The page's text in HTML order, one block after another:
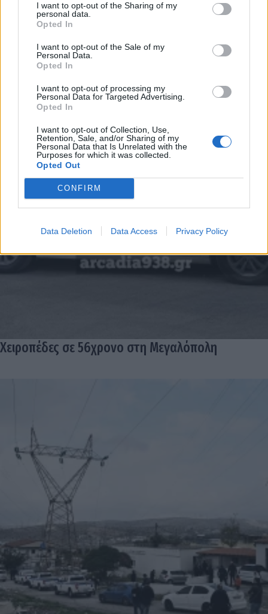
I want to opt-out of the Sharing of my
personal data.
Opted In
I want to opt-out of the Sale of my
Personal Data.
Opted In
I want to opt-out of processing my
Personal Data for Targeted Advertising.
Opted In
I want to opt-out of Collection, Use,
Retention, Sale, and/or Sharing of my
Personal Data that Is Unrelated with the
Purposes for which it was collected.
Opted Out
CONFIRM
Data Deletion Data Access Privacy Policy
ΑΣΤΥΝΟΜΙΚΟ ΡΕΠΟΡΤΑΖ
Χειροπέδες σε 56χρονο στη Μεγαλόπολη